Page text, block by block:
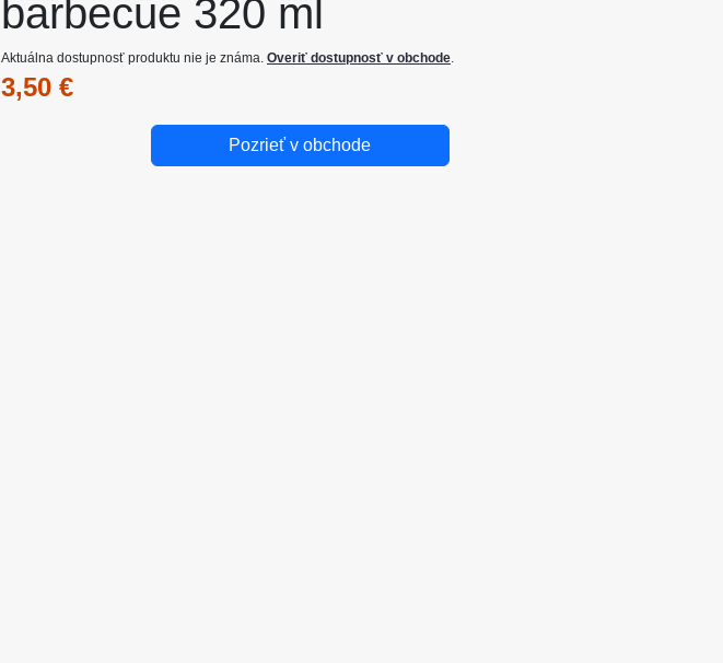
barbecue 320 ml
Aktuálna dostupnosť produktu nie je známa. Overiť dostupnosť v obchode.
3,50 €
Pozrieť v obchode